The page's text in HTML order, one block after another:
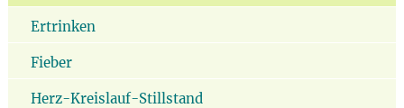
Ertrinken
Fieber
Herz-Kreislauf-Stillstand